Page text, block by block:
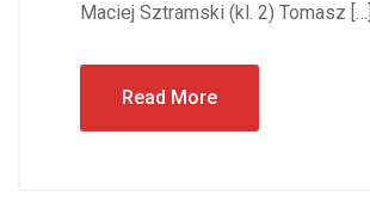
Maciej Sztramski (kl. 2) Tomasz […]
Read More